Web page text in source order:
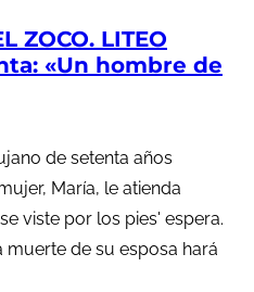
ZOCO. LITEO
«Un hombre de
de setenta años
María, le atienda
viste por los pies' espera.
muerte de su esposa hará